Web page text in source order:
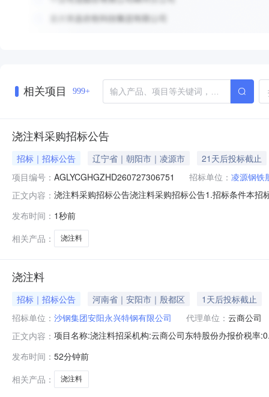
相关项目 999+
浇注料采购招标公告
招标｜招标公告 辽宁省｜朝阳市｜凌源市
21天后投标截止
项目编号： AGLYCGHGZHD260727306751 招标单位： 凌源钢铁
正文内容： 浇注料采购招标公告浇注料采购招标公告1.招标条件本
件.pdf》。3.投标人资格要求3.1本次招标不允许联合体
发布时间： 1秒前
相关产品：
浇注料
浇注料
招标｜招标公告 河南省｜安阳市｜殷都区
1天后投标截止
招标单位： 沙钢集团安阳永兴特钢有限公司 代理单位： 云商公司
正文内容： 项目名称:浇注料招采机构:云商公司东特股份办报价税率
压强度:40Mpa(110℃,24h);烧后线变化率
发布时间： 52分钟前
相关产品：
浇注料